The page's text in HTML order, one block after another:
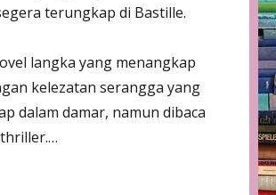
terungkap di Bastille.
langka yang menangkap
kelezatan serangga yang
dalam damar, namun dibaca